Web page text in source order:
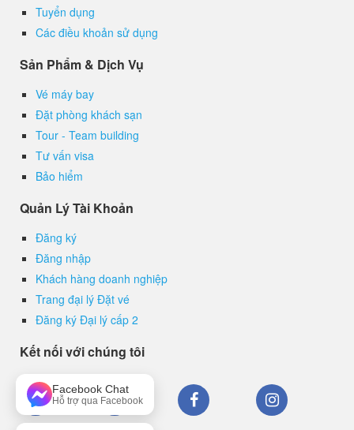
Tuyển dụng
Các điều khoản sử dụng
Sản Phẩm & Dịch Vụ
Vé máy bay
Đặt phòng khách sạn
Tour - Team building
Tư vấn visa
Bảo hiểm
Quản Lý Tài Khoản
Đăng ký
Đăng nhập
Khách hàng doanh nghiệp
Trang đại lý Đặt vé
Đăng ký Đại lý cấp 2
Kết nối với chúng tôi
Facebook Chat
Hỗ trợ qua Facebook